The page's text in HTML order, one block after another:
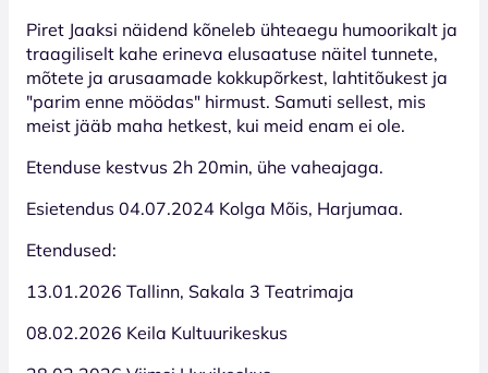
Piret Jaaksi näidend kõneleb ühteaegu humoorikalt ja
traagiliselt kahe erineva elusaatuse näitel tunnete,
mõtete ja arusaamade kokkupõrkest, lahtitõukest ja
"parim enne möödas" hirmust. Samuti sellest, mis
meist jääb maha hetkest, kui meid enam ei ole.
Etenduse kestvus 2h 20min, ühe vaheajaga.
Esietendus 04.07.2024 Kolga Mõis, Harjumaa.
Etendused:
13.01.2026 Tallinn, Sakala 3 Teatrimaja
08.02.2026 Keila Kultuurikeskus